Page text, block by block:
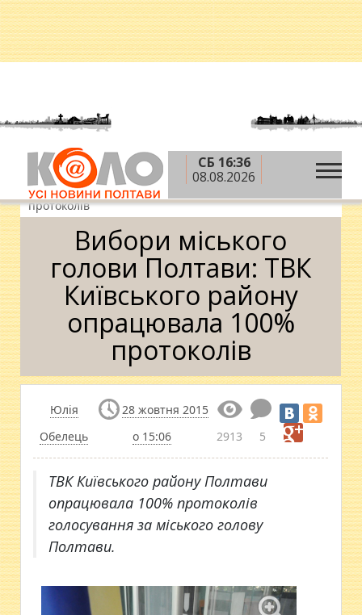
СБ 16:36
08.08.2026
Головна » Вибори-2015
Вибори міського голови
Полтави: ТВК Київського району опрацювала 100%
протоколів
Вибори міського
голови Полтави: ТВК
Київського району
опрацювала 100%
протоколів
Юлія
Обелець
28 жовтня 2015
о 15:06
2913 5
ТВК Київського району Полтави
опрацювала 100% протоколів
голосування за міського голову
Полтави.